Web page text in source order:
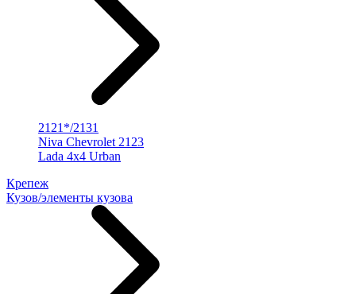
2121*/2131
Niva Chevrolet 2123
Lada 4x4 Urban
Крепеж
Кузов/элементы кузова